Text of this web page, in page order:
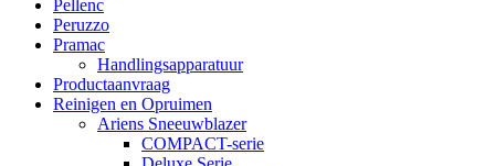
Pellenc
Peruzzo
Pramac
Handlingsapparatuur
Productaanvraag
Reinigen en Opruimen
Ariens Sneeuwblazer
COMPACT-serie